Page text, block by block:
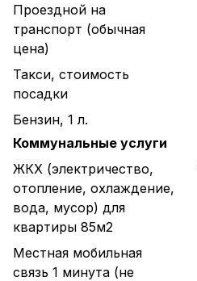
Проездной на
транспорт (обычная
цена)
Такси, стоимость
посадки
Бензин, 1 л.
Коммунальные услуги
ЖКХ (электричество,
отопление, охлаждение,
вода, мусор) для
квартиры 85м2
Местная мобильная
связь 1 минута (не